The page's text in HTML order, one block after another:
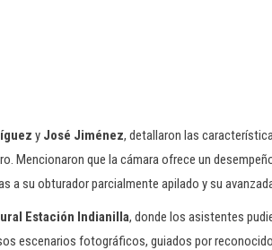
y José Jiménez, detallaron las
Mencionaron que la cámara ofrece un
a su obturador parcialmente apilado y su
Estación Indianilla, donde los asistentes
escenarios fotográficos, guiados por